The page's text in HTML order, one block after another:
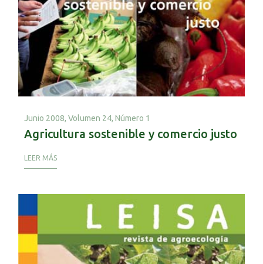
Junio 2008, Volumen 24, Número 1
Agricultura sostenible y comercio justo
LEER MÁS